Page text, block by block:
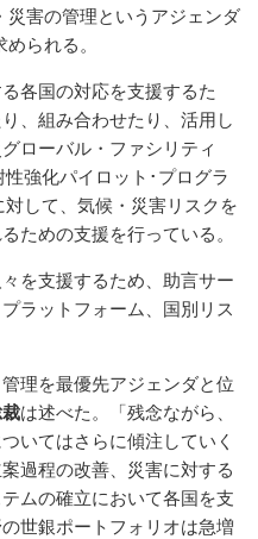
害の管理というアジェンダ
られる。
各国の対応を支援するた
、組み合わせたり、活用し
ローバル・ファシリティ
性強化パイロット･プログラ
して、気候・災害リスクを
ための支援を行っている。
を支援するため、助言サー
ラットフォーム、国別リス
理を最優先アジェンダと位
は述べた。「残念ながら、
いてはさらに傾注していく
過程の改善、災害に対する
ムの確立において各国を支
世銀ポートフォリオは急増